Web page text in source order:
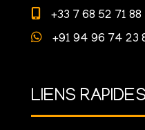
+33 7 68 52 71 88
+91 94 96 74 23
LIENS RAPIDES